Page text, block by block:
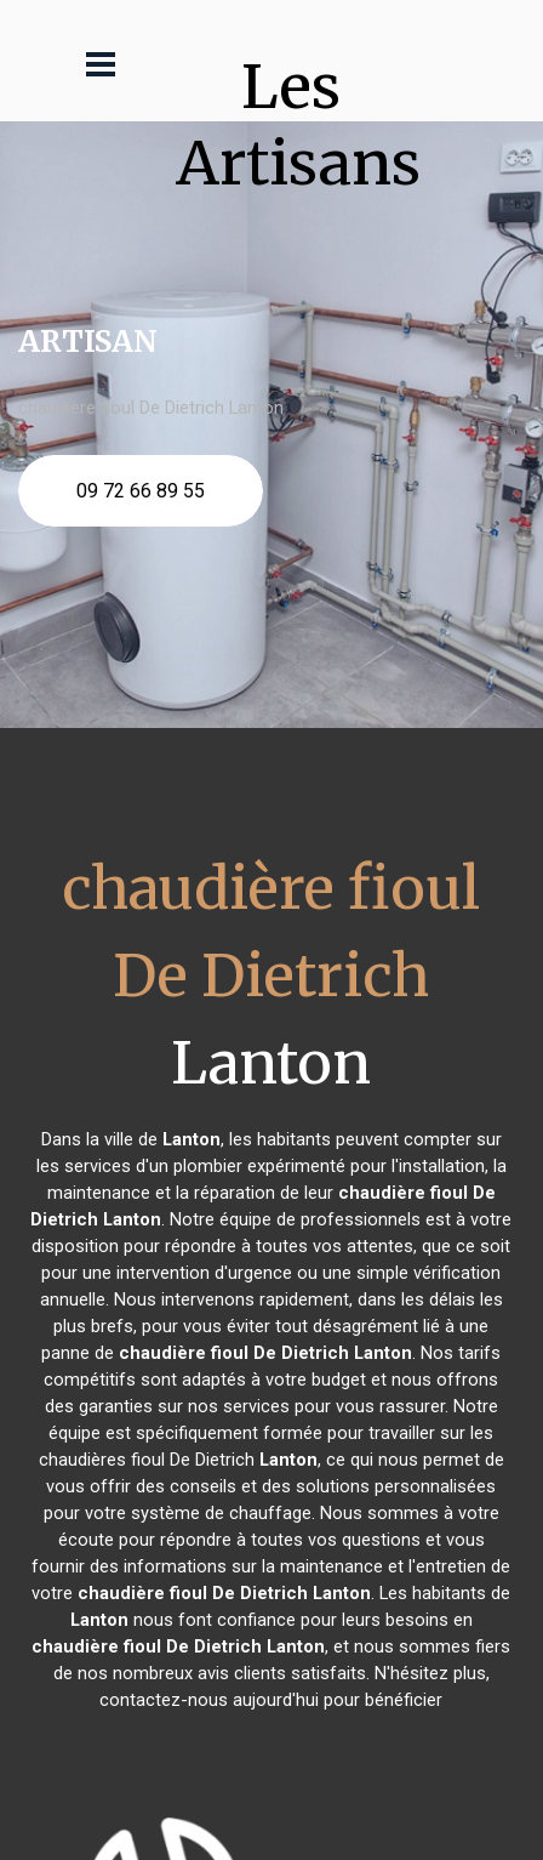
Les
Artisans
ARTISAN
chaudière fioul De Dietrich Lanton
09 72 66 89 55
chaudière fioul
De Dietrich
Lanton
Dans la ville de Lanton, les habitants peuvent compter sur
les services d'un plombier expérimenté pour l'installation, la
maintenance et la réparation de leur chaudière fioul De
Dietrich Lanton. Notre équipe de professionnels est à votre
disposition pour répondre à toutes vos attentes, que ce soit
pour une intervention d'urgence ou une simple vérification
annuelle. Nous intervenons rapidement, dans les délais les
plus brefs, pour vous éviter tout désagrément lié à une
panne de chaudière fioul De Dietrich Lanton. Nos tarifs
compétitifs sont adaptés à votre budget et nous offrons
des garanties sur nos services pour vous rassurer. Notre
équipe est spécifiquement formée pour travailler sur les
chaudières fioul De Dietrich Lanton, ce qui nous permet de
vous offrir des conseils et des solutions personnalisées
pour votre système de chauffage. Nous sommes à votre
écoute pour répondre à toutes vos questions et vous
fournir des informations sur la maintenance et l'entretien de
votre chaudière fioul De Dietrich Lanton. Les habitants de
Lanton nous font confiance pour leurs besoins en
chaudière fioul De Dietrich Lanton, et nous sommes fiers
de nos nombreux avis clients satisfaits. N'hésitez plus,
contactez-nous aujourd'hui pour bénéficier